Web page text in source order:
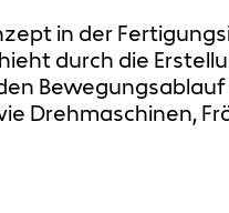
in der
durch die
Drehmaschinen,